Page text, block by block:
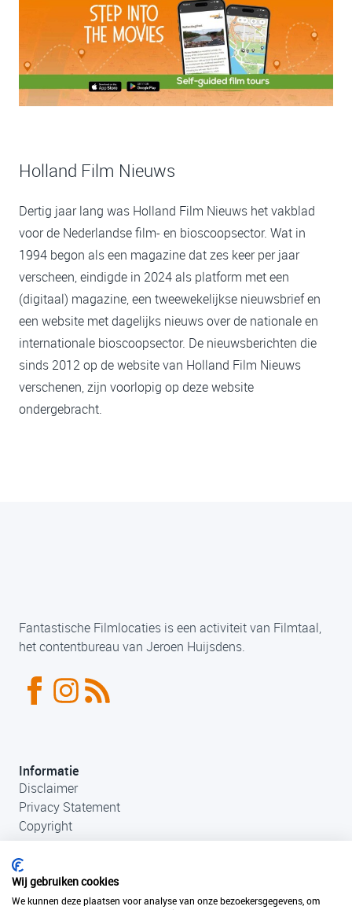
Holland Film Nieuws
Dertig jaar lang was Holland Film Nieuws het vakblad
voor de Nederlandse film- en bioscoopsector. Wat in
1994 begon als een magazine dat zes keer per jaar
verscheen, eindigde in 2024 als platform met een
(digitaal) magazine, een tweewekelijkse nieuwsbrief en
een website met dagelijks nieuws over de nationale en
internationale bioscoopsector. De nieuwsberichten die
sinds 2012 op de website van Holland Film Nieuws
verschenen, zijn voorlopig op deze website
ondergebracht.
Fantastische Filmlocaties is een activiteit van Filmtaal,
het contentbureau van Jeroen Huijsdens.
Informatie
Disclaimer
Privacy Statement
Copyright
Wij gebruiken cookies
We kunnen deze plaatsen voor analyse van onze bezoekersgegevens, om